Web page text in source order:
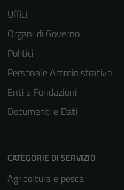
Uffici
Organi di Governo
Politici
Personale Amministrativo
Enti e Fondazioni
Documenti e Dati
CATEGORIE DI SERVIZIO
Agricoltura e pesca